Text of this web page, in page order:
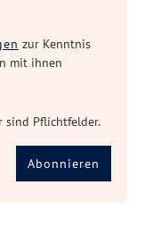
zur Kenntnis
mit ihnen
sind Pflichtfelder.
Abonnieren